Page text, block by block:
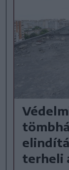
terheli